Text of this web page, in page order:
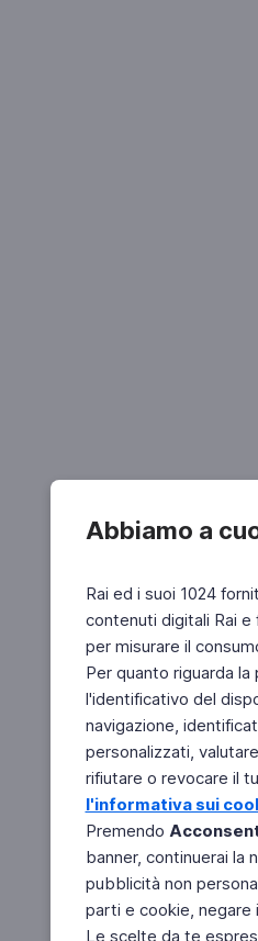
Abbiamo a
Rai ed i suoi 1024
contenuti digitali Rai
per misurare il
Per quanto riguarda
l'identificativo del
navigazione,
personalizzati,
rifiutare o revocare il
l'informativa sui
Premendo
banner, continuerai la
pubblicità non
parti e cookie,
Le scelte da te